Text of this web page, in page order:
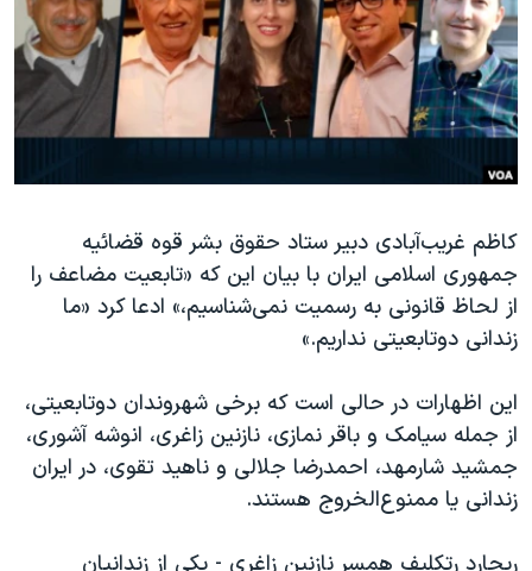
فرهنگ و زندگی
حقوق شهروندی
اقتصادی
گالری عکس
آرشیو پخش زنده
مستندها
انتخابات ریاست جمهوری آمریکا ۲۰۲۴
حمله جمهوری اسلامی به اسرائیل
اعتراضات زن، زندگی، آزادی
مجموعه مستندهای دادخواهی
تریبونال مردمی آبان ۹۸
چهل سال گروگان‌گیری
قانون شفافیت دارائی کادر رهبری ایران
اعتراضات مردمی آبان ۹۸
دنبال کنید
زبانهای مختلف
کاظم غریب‌آبادی دبیر ستاد حقوق بشر قوه قضائیه
جمهوری اسلامی ایران با بیان این که «تابعیت مضاعف را
از لحاظ قانونی به رسمیت نمی‌شناسیم،» ادعا کرد «ما
زندانی دوتابعیتی نداریم.»
این اظهارات در حالی است که برخی شهروندان دوتابعیتی،
از جمله سیامک و باقر نمازی، نازنین زاغری، انوشه آشوری،
جمشید شارمهد، احمدرضا جلالی و ناهید تقوی، در ایران
زندانی یا ممنوع‌الخروج هستند.